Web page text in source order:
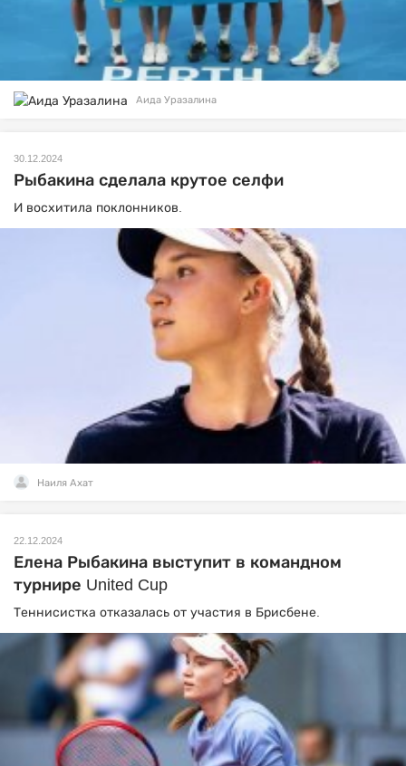
Аида Уразалина
30.12.2024
Рыбакина сделала крутое селфи
И восхитила поклонников.
Наиля Ахат
22.12.2024
Елена Рыбакина выступит в командном
турнире United Cup
Теннисистка отказалась от участия в Брисбене.